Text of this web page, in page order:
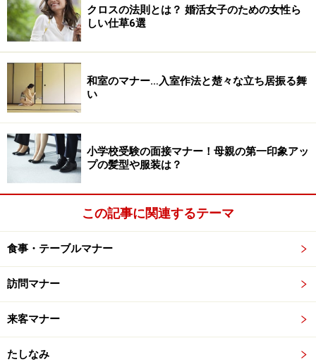
クロスの法則とは？ 婚活女子のための女性ら
しい仕草6選
和室のマナー…入室作法と楚々な立ち居振る舞
い
小学校受験の面接マナー！母親の第一印象アッ
プの髪型や服装は？
この記事に関連するテーマ
食事・テーブルマナー
訪問マナー
来客マナー
たしなみ